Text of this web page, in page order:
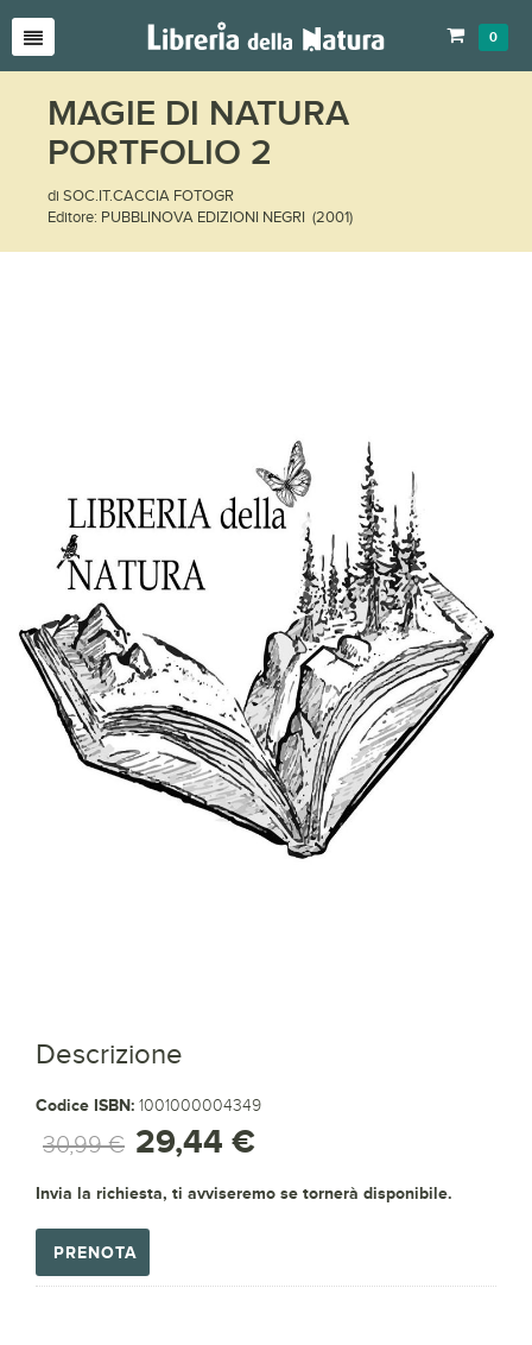
0
MAGIE DI NATURA
PORTFOLIO 2
di SOC.IT.CACCIA FOTOGR
Editore: PUBBLINOVA EDIZIONI NEGRI (2001)
Descrizione
Codice ISBN: 1001000004349
30,99 € 29,44 €
Invia la richiesta, ti avviseremo se tornerà disponibile.
PRENOTA